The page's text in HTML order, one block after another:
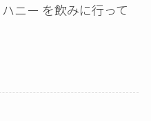
ニー を飲みに行って